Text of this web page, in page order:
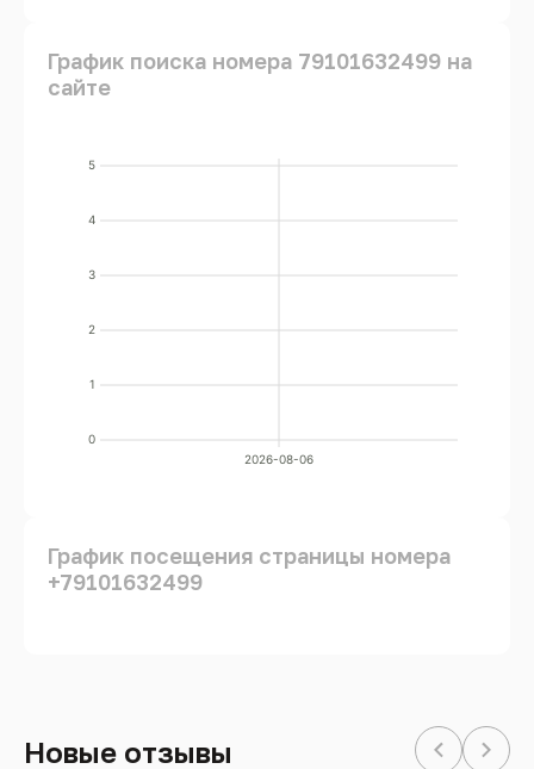
График поиска номера 79101632499 на
сайте
0
1
2
3
4
5
2026-08-06
График посещения страницы номера
+79101632499
Новые отзывы